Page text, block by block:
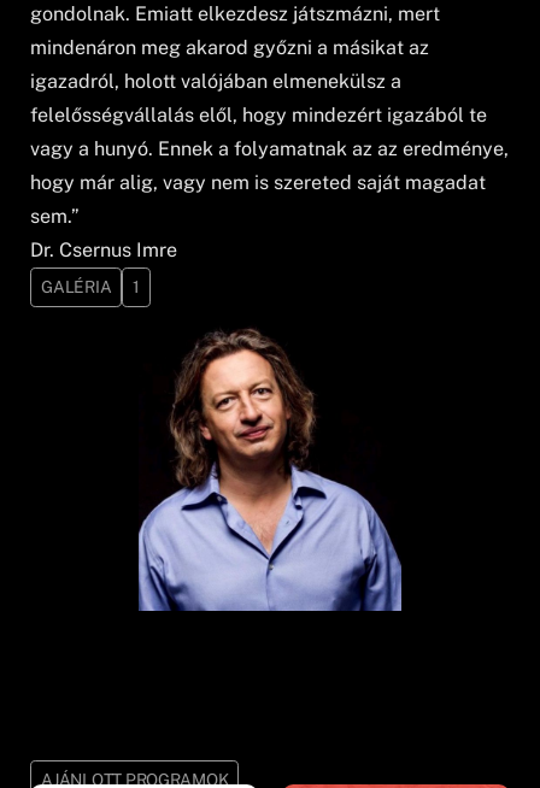
gondolnak. Emiatt elkezdesz játszmázni, mert
mindenáron meg akarod győzni a másikat az
igazadról, holott valójában elmenekülsz a
felelősségvállalás elől, hogy mindezért igazából te
vagy a hunyó. Ennek a folyamatnak az az eredménye,
hogy már alig, vagy nem is szereted saját magadat
sem.”
Dr. Csernus Imre
GALÉRIA 1
AJÁNLOTT PROGRAMOK